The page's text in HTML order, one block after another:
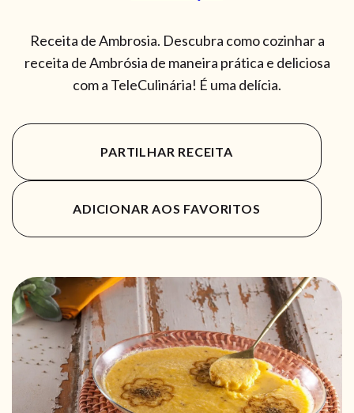
Receita de Ambrosia. Descubra como cozinhar a
receita de Ambrósia de maneira prática e deliciosa
com a TeleCulinária! É uma delícia.
PARTILHAR RECEITA
ADICIONAR AOS FAVORITOS